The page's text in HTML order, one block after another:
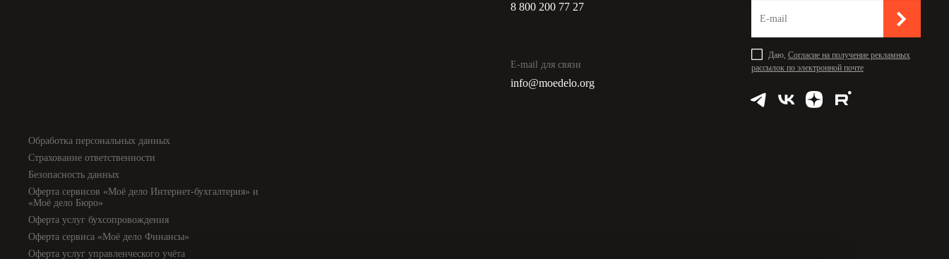
8 800 200 77 27
E-mail для связи
info@moedelo.org
Даю, Согласие на получение рекламных
рассылок по электронной почте
Обработка персональных данных
Страхование ответственности
Безопасность данных
Оферта сервисов «Моё дело Интернет-бухгалтерия» и
«Моё дело Бюро»
Оферта услуг бухсопровождения
Оферта сервиса «Моё дело Финансы»
Оферта услуг управленческого учёта